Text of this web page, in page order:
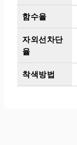
함수율
자외선차단
율
착색방법